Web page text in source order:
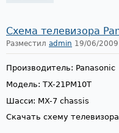
Схема телевизора
Разместил admin 19/06/
Производитель: Panasonic
Модель: TX-21PM10T
Шасси: MX-7 chassis
Скачать схему